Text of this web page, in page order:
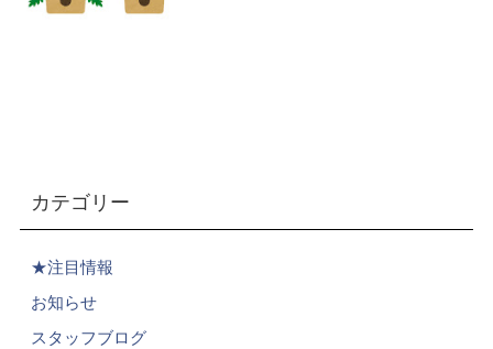
カテゴリー
★注目情報
お知らせ
スタッフブログ